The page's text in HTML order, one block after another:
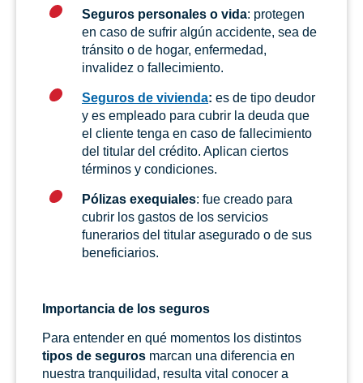
Seguros personales o vida: protegen
en caso de sufrir algún accidente, sea de
tránsito o de hogar, enfermedad,
invalidez o fallecimiento.
Seguros de vivienda: es de tipo deudor
y es empleado para cubrir la deuda que
el cliente tenga en caso de fallecimiento
del titular del crédito. Aplican ciertos
términos y condiciones.
Pólizas exequiales: fue creado para
cubrir los gastos de los servicios
funerarios del titular asegurado o de sus
beneficiarios.
Importancia de los seguros
Para entender en qué momentos los distintos
tipos de seguros marcan una diferencia en
nuestra tranquilidad, resulta vital conocer a